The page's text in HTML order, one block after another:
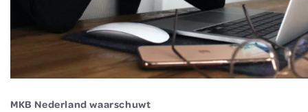
MKB Nederland waarschuwt